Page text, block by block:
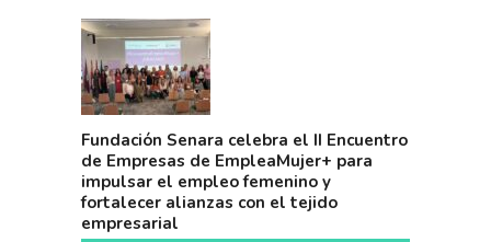
Fundación Senara celebra el II Encuentro
de Empresas de EmpleaMujer+ para
impulsar el empleo femenino y
fortalecer alianzas con el tejido
empresarial